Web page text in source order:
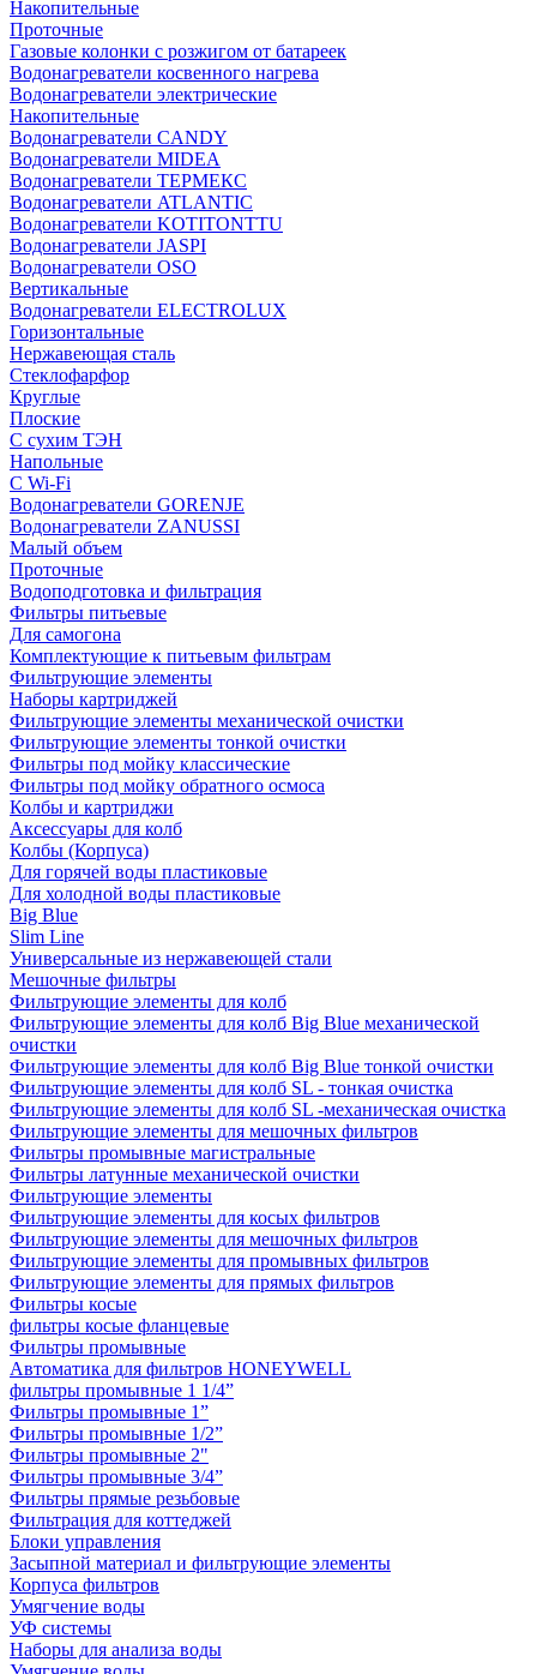
Накопительные
Проточные
Газовые колонки с розжигом от батареек
Водонагреватели косвенного нагрева
Водонагреватели электрические
Накопительные
Водонагреватели CANDY
Водонагреватели MIDEA
Водонагреватели ТЕРМЕКС
Водонагреватели ATLANTIC
Водонагреватели KOTITONTTU
Водонагреватели JASPI
Водонагреватели OSO
Вертикальные
Водонагреватели ELECTROLUX
Горизонтальные
Нержавеющая сталь
Стеклофарфор
Круглые
Плоские
С сухим ТЭН
Напольные
С Wi-Fi
Водонагреватели GORENJE
Водонагреватели ZANUSSI
Малый объем
Проточные
Водоподготовка и фильтрация
Фильтры питьевые
Для самогона
Комплектующие к питьевым фильтрам
Фильтрующие элементы
Наборы картриджей
Фильтрующие элементы механической очистки
Фильтрующие элементы тонкой очистки
Фильтры под мойку классические
Фильтры под мойку обратного осмоса
Колбы и картриджи
Аксессуары для колб
Колбы (Корпуса)
Для горячей воды пластиковые
Для холодной воды пластиковые
Big Blue
Slim Line
Универсальные из нержавеющей стали
Мешочные фильтры
Фильтрующие элементы для колб
Фильтрующие элементы для колб Big Blue механической
очистки
Фильтрующие элементы для колб Big Blue тонкой очистки
Фильтрующие элементы для колб SL - тонкая очистка
Фильтрующие элементы для колб SL -механическая очистка
Фильтрующие элементы для мешочных фильтров
Фильтры промывные магистральные
Фильтры латунные механической очистки
Фильтрующие элементы
Фильтрующие элементы для косых фильтров
Фильтрующие элементы для мешочных фильтров
Фильтрующие элементы для промывных фильтров
Фильтрующие элементы для прямых фильтров
Фильтры косые
фильтры косые фланцевые
Фильтры промывные
Автоматика для фильтров HONEYWELL
фильтры промывные 1 1/4”
Фильтры промывные 1”
Фильтры промывные 1/2”
Фильтры промывные 2"
Фильтры промывные 3/4”
Фильтры прямые резьбовые
Фильтрация для коттеджей
Блоки управления
Засыпной материал и фильтрующие элементы
Корпуса фильтров
Умягчение воды
УФ системы
Наборы для анализа воды